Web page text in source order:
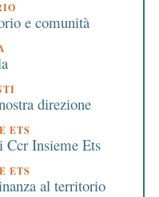
e comunità
direzione
ETS
Ccr Insieme Ets
ETS
al territorio